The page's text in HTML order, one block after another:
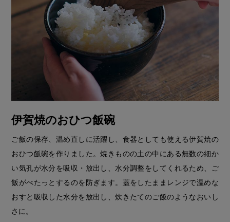
伊賀焼のおひつ飯碗
ご飯の保存、温め直しに活躍し、食器としても使える伊賀焼の
おひつ飯碗を作りました。焼きものの土の中にある無数の細か
い気孔が水分を吸収・放出し、水分調整をしてくれるため、ご
飯がべたっとするのを防ぎます。蓋をしたままレンジで温めな
おすと吸収した水分を放出し、炊きたてのご飯のようなおいし
さに。